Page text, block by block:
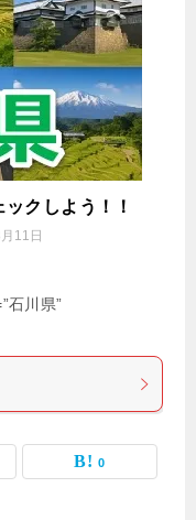
クしよう！！
11日
石川県”
0